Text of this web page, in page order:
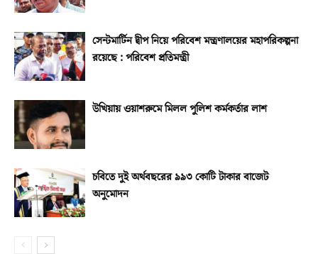
সেন্টমার্টিন দ্বীপ নিয়ে পরিবেশ মন্ত্রণালয়ের মহাপরিকল্পনা
রয়েছে : পরিবেশ প্রতিমন্ত্রী
উখিয়ায় ওয়াশরুমে মিলল পুলিশ কর্মকর্তার লাশ
চবিতে দুই অর্থবছরের ৯৯৩ কোটি টাকার বাজেট
অনুমোদন